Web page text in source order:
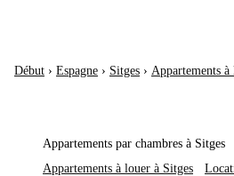
Début › Espagne › Sitges › Appartements à
Appartements par chambres à Sitges
Appartements à louer à Sitges